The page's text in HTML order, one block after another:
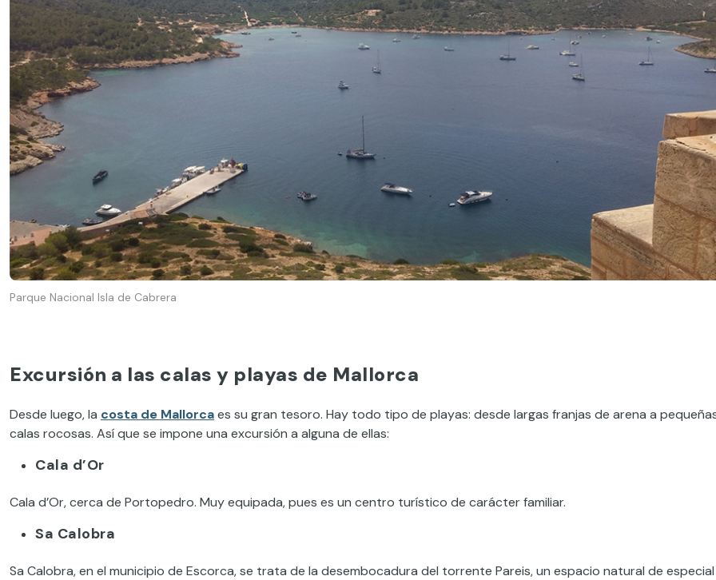
Parque Nacional Isla de Cabrera
Excursión a las calas y playas de Mallorca
Desde luego, la costa de Mallorcaes su gran tesoro. Hay todo tipo de playas: desde largas franjas de arena a
calas rocosas. Así que se impone una excursión a alguna de ellas:
Cala d’Or
Cala d’Or, cerca de Portopedro. Muy equipada, pues es un centro turístico de carácter familiar.
Sa Calobra
Sa Calobra, en el municipio de Escorca, se trata de la desembocadura del torrente Pareis, un espacio natural de especial